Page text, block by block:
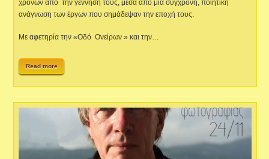
χρόνων από την γέννησή τους, μέσα από μια σύγχρονη, ποιητική
ανάγνωση των έργων που σημάδεψαν την εποχή τους.
Με αφετηρία την «Οδό Ονείρων » και την…
Read more